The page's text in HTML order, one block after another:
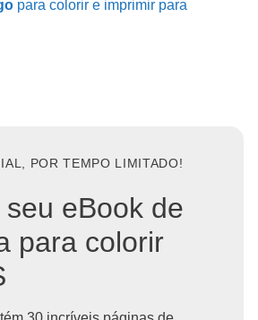
para colorir e imprimir para
POR TEMPO LIMITADO!
eBook de
para colorir